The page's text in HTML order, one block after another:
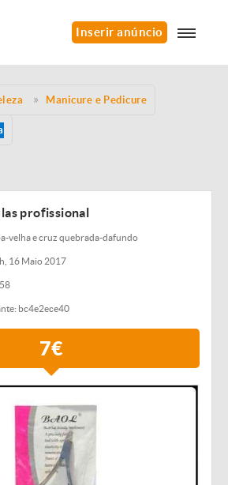
Inserir anúncio
Manicure e Pedicure
profissional
velha e cruz quebrada-dafundo
16 Maio 2017
bc4e2ece40
7€